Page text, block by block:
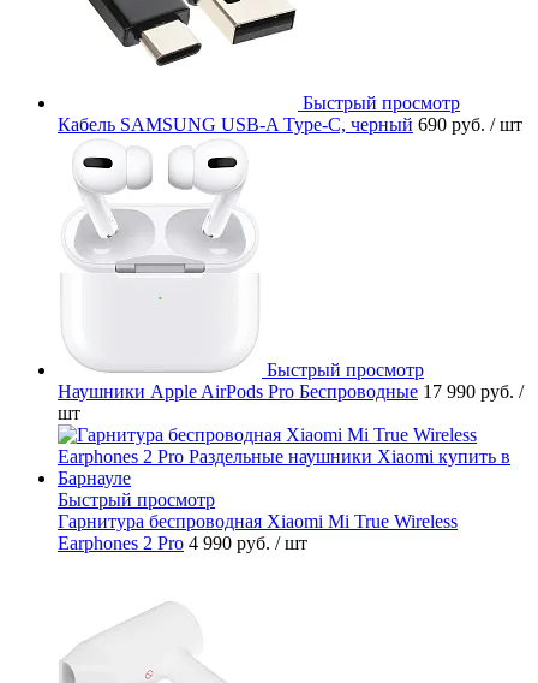
Быстрый просмотр
Кабель SAMSUNG USB-A Type-C, черный 690 руб. / шт
Быстрый просмотр
Наушники Apple AirPods Pro Беспроводные 17 990 руб. /
шт
Быстрый просмотр
Гарнитура беспроводная Xiaomi Mi True Wireless
Earphones 2 Pro 4 990 руб. / шт